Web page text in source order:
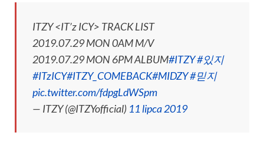
ITZY <IT’z ICY> TRACK LIST
2019.07.29 MON 0AM M/V
2019.07.29 MON 6PM ALBUM#ITZY#있지
#ITzICY#ITZY_COMEBACK#MIDZY#믿지
pic.twitter.com/fdpgLdWSpm
— ITZY (@ITZYofficial) 11 lipca 2019